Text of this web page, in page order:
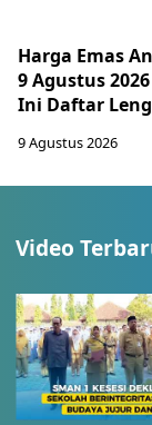
Harga Emas
9 Agustus
Ini Daftar
9 Agustus 2026
Video